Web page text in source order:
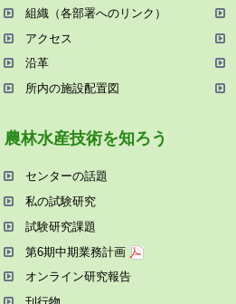
組織（各部署へのリンク）
アクセス
沿⾰
所内の施設配置図
農林⽔産技術を知ろう
センターの話題
私の試験研究
試験研究課題
第6期中期業務計画
オンライン研究報告